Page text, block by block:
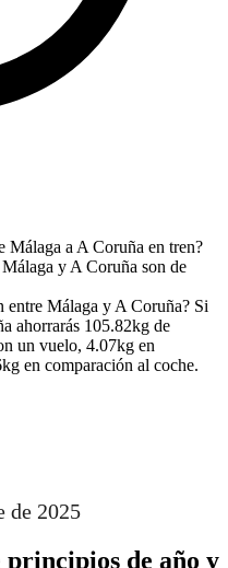
Málaga a A Coruña en tren?
y A Coruña son de
entre Málaga y A Coruña? Si
ahorrarás 105.82kg de
un vuelo, 4.07kg en
en comparación al coche.
de 2025
de año y